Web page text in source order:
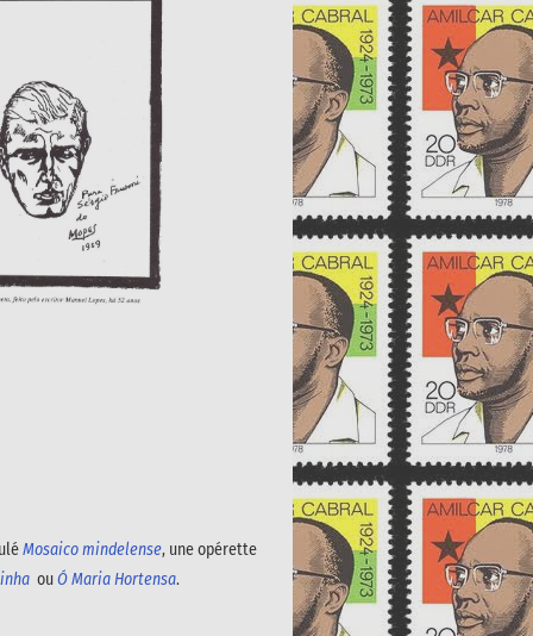
Mosaico mindelense, une opérette
ouÓ Maria Hortensa.